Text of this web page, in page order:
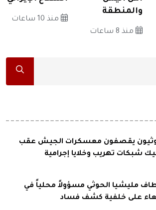
والمنطقة
منذ 8 ساعات
منذ 10 ساعات
يقصفون معسكرات الجيش عقب
شبكات تهريب وخلايا إجرامية
مليشيا الحوثي مسؤولاً محلياً في
على خلفية كشف فساد